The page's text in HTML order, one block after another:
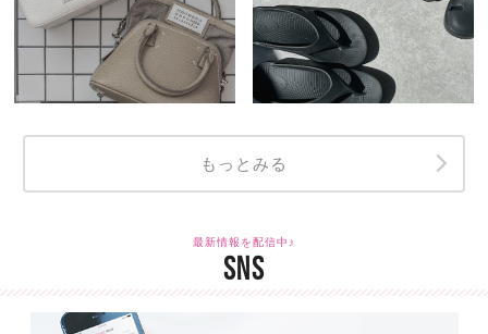
もっとみる
最新情報を配信中♪
SNS